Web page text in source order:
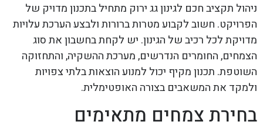
ניהול תקציב חכם לגינון גג ירוק מתחיל בתכנון מדויק של
הפרויקט. חשוב לקבוע מטרות ברורות ולבצע הערכת עלויות
מדויקת לכל רכיב של הגינון. יש לקחת בחשבון את סוג
הצמחים, החומרים הנדרשים, מערכת ההשקיה, והתחזוקה
השוטפת. תכנון מקיף יכול למנוע הוצאות בלתי צפויות
ולמקד את המשאבים בצורה האופטימלית.
בחירת צמחים מתאימים